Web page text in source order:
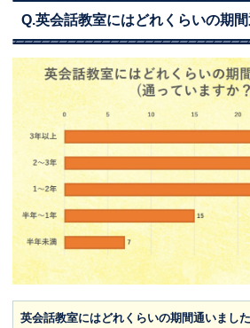
Q.英会話教室にはどれくらいの期
英会話教室にはどれくらいの期間通いまし